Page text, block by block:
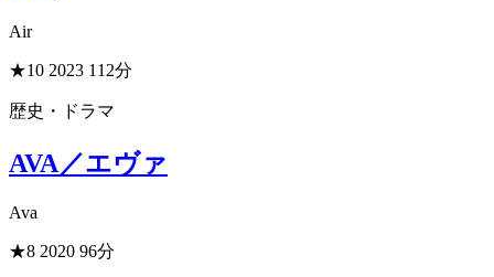
Air
★10 2023 112分
歴史・ドラマ
AVA／エヴァ
Ava
★8 2020 96分